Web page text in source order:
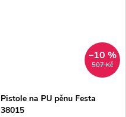
507 Kč
–10 %
Pistole na PU pěnu Festa
38015